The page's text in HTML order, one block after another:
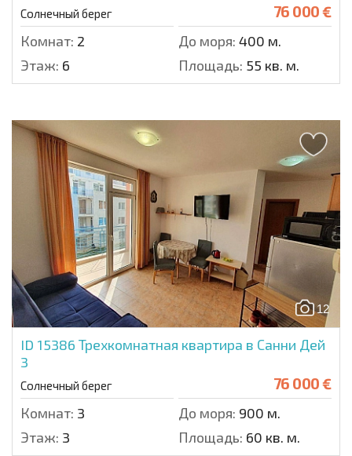
Солнечный берег 76 000 €
Комнат: 2 До моря: 400 м.
Этаж: 6 Площадь: 55 кв. м.
12
ID 15386 Трехкомнатная квартира в Санни Дей
3
Солнечный берег 76 000 €
Комнат: 3 До моря: 900 м.
Этаж: 3 Площадь: 60 кв. м.